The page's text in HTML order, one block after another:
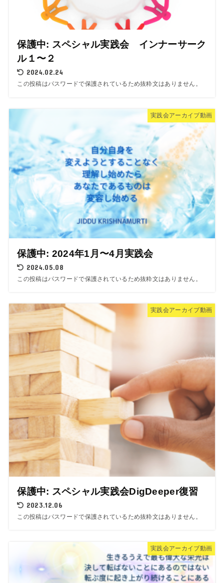
保護中: スペシャル実践会 インナーサーク
ル１〜２
2024.02.24
この投稿はパスワードで保護されているため抜粋文はありません。
実践会アーカイブ動画
保護中: 2024年1月〜4月実践会
2024.05.08
この投稿はパスワードで保護されているため抜粋文はありません。
実践会アーカイブ動画
保護中: スペシャル実践会DigDeeper復習
2023.12.06
この投稿はパスワードで保護されているため抜粋文はありません。
実践会アーカイブ動画